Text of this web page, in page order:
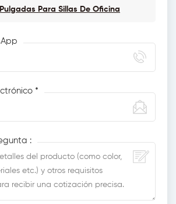
Para Sillas De Oficina
*
: